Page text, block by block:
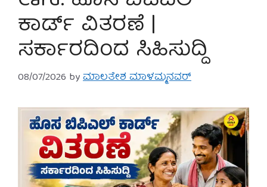
ಕಾರ್ಡ್ ವಿತರಣೆ |
ಸರ್ಕಾರದಿಂದ ಸಿಹಿಸುದ್ದಿ
08/07/2026 byಮಾಲತೇಶ ಮಾಳಮ್ಮನವರ್